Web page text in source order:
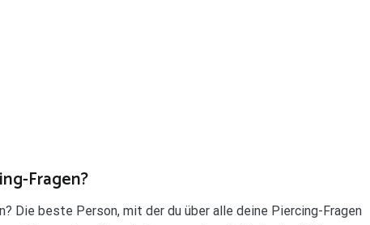
Fragen?
Die beste Person, mit der du über alle deine Piercing-Fragen